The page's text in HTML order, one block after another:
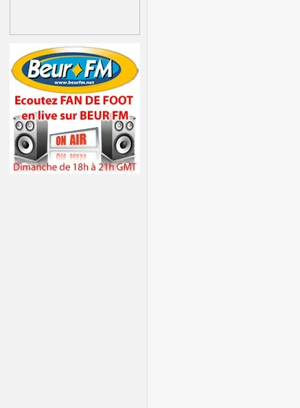
>R.Boudebouz parrain de
«Rêve d’enfant»
RYAD BOUDEBOUZ :
Interview
> Algeriafoot d'or: Echibek en
parle
>Algeriafoot d'or:Compétition en
parle
Algeriafoot d'Or: ENNAHAR en
parle
>Algeriafoot d'or: Echorouk en
parle
>Algeriafoot d'or:Sport365.fr en
parle
>Algeriafoot d'or: France